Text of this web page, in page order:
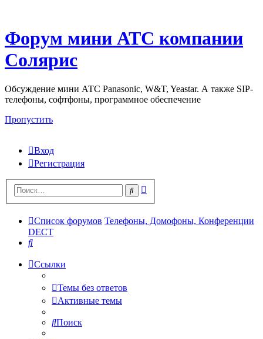
Форум мини АТС компании
Солярис
Обсуждение мини АТС Panasonic, W&T, Yeastar. А также SIP-
телефоны, софтфоны, программное обеспечение
Пропустить
Вход
Регистрация
Поиск
Список форумов Телефоны, Домофоны, Конференции
DECT
Поиск
Ссылки
Темы без ответов
Активные темы
Поиск